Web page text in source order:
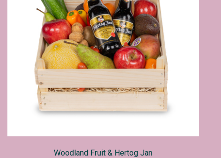
Woodland Fruit & Hertog Jan